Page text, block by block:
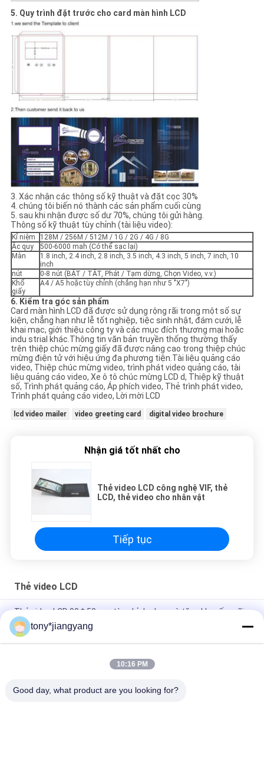
5. Quy trình đặt trước cho card màn hình LCD
3. Xác nhận các thông số kỹ thuật và đặt cọc 30%
4. chúng tôi biến nó thành các sản phẩm cuối cùng
5. sau khi nhận được số dư 70%, chúng tôi gửi hàng.
Thông số kỹ thuật tùy chỉnh (tài liệu video):
Kỉ niệm
128M / 256M / 512M / 1G / 2G / 4G / 8G
Ắc quy
500-6000 mah (Có thể sạc lại)
Màn
1.8 inch, 2.4 inch, 2.8 inch, 3.5 inch, 4.3 inch, 5 inch, 7 inch, 10
inch
nút
0-8 nút (BẬT / TẮT, Phát / Tạm dừng, Chọn Video, v.v.)
Khổ
giấy
A4 / A5 hoặc tùy chỉnh (chẳng hạn như 5 "X7")
6. Kiểm tra góc sản phẩm
Card màn hình LCD đã được sử dụng rộng rãi trong một số sự
kiện, chẳng hạn như lễ tốt nghiệp, tiệc sinh nhật, đám cưới, lễ
khai mạc, giới thiệu công ty và các mục đích thương mại hoặc
indu strial khác.Thông tin văn bản truyền thống thường thấy
trên thiệp chúc mừng giấy đã được nâng cao trong thiệp chúc
mừng điện tử với hiệu ứng đa phương tiện.Tài liệu quảng cáo
video, Thiệp chúc mừng video, trình phát video quảng cáo, tài
liệu quảng cáo video, Xe ô tô chúc mừng LCD d, Thiệp kỹ thuật
số, Trình phát quảng cáo, Áp phích video, Thẻ trình phát video,
Trình phát quảng cáo video, Lời mời LCD
lcd video mailer video greeting card digital video brochure
Nhận giá tốt nhất cho
Thẻ video LCD công nghệ VIF, thẻ
LCD, thẻ video cho nhân vật
Tiếp tục
Thẻ video LCD
Thẻ video LCD 90 * 50mm tùy chỉnh cho quà tặng khuyến mãi
quảng cáo
Công nghệ VIF Thẻ tài liệu video LCD Full màu và in offset
tony*jiangyang
10:16 PM
Good day, what product are you looking for?